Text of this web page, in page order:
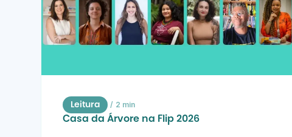
Leitura / 2 min
Casa da Árvore na Flip 2026